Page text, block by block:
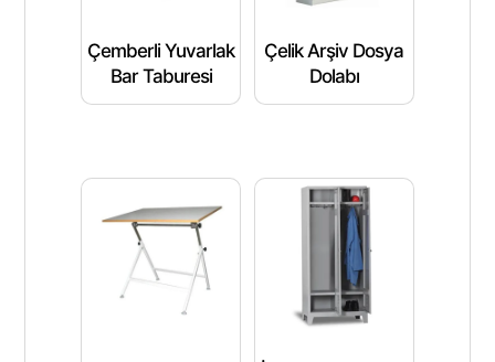
Çemberli Yuvarlak
Bar Taburesi
Çelik Arşiv Dosya
Dolabı